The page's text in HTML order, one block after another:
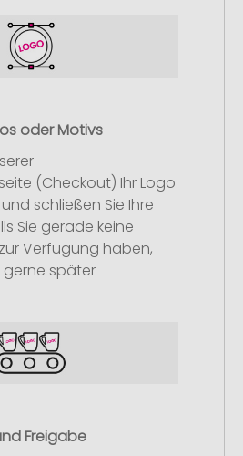
oder Motivs
(Checkout) Ihr Logo
schließen Sie Ihre
Sie gerade keine
Verfügung haben,
gerne später
Freigabe